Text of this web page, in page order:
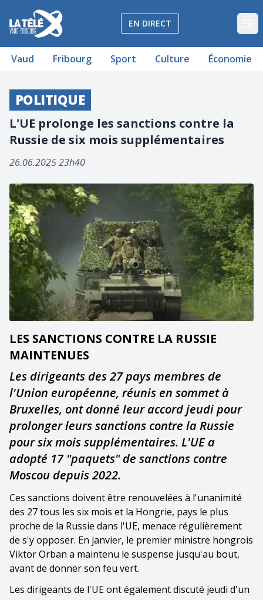
La Télé - Télévision régionale Vaud et Fribourg
EN DIRECT
Vaud Fribourg Sport Culture Économie
POLITIQUE
L'UE prolonge les sanctions contre la
Russie de six mois supplémentaires
26.06.2025 23h40
LES SANCTIONS CONTRE LA RUSSIE
MAINTENUES
Les dirigeants des 27 pays membres de
l'Union européenne, réunis en sommet à
Bruxelles, ont donné leur accord jeudi pour
prolonger leurs sanctions contre la Russie
pour six mois supplémentaires. L'UE a
adopté 17 "paquets" de sanctions contre
Moscou depuis 2022.
Ces sanctions doivent être renouvelées à l'unanimité
des 27 tous les six mois et la Hongrie, pays le plus
proche de la Russie dans l'UE, menace régulièrement
de s'y opposer. En janvier, le premier ministre hongrois
Viktor Orban a maintenu le suspense jusqu'au bout,
avant de donner son feu vert.
Les dirigeants de l'UE ont également discuté jeudi d'un